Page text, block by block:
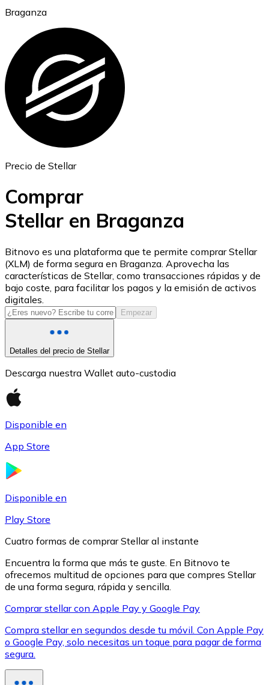
Ethereum
ETH
USD Coin
USDC
Litecoin
LTC
Ver todo
Braganza
Precio de Stellar
Comprar
Stellar en Braganza
Bitnovo es una plataforma que te permite comprar Stellar
(XLM) de forma segura en Braganza. Aprovecha las
características de Stellar, como transacciones rápidas y de
bajo coste, para facilitar los pagos y la emisión de activos
digitales.
Empezar
Detalles del precio de Stellar
Descarga nuestra Wallet auto-custodia
Disponible en
App Store
Disponible en
Play Store
Cuatro formas de comprar Stellar al instante
Encuentra la forma que más te guste. En Bitnovo te
ofrecemos multitud de opciones para que compres Stellar
de una forma segura, rápida y sencilla.
Comprar stellar con Apple Pay y Google Pay
Compra stellar en segundos desde tu móvil. Con Apple Pay
o Google Pay, solo necesitas un toque para pagar de forma
segura.